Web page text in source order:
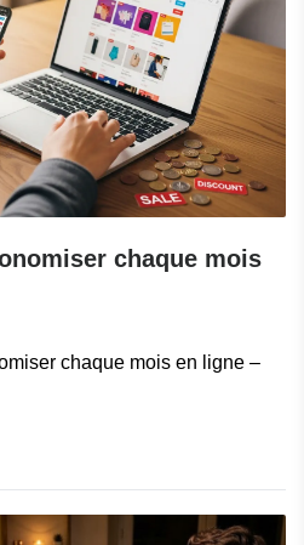
chaque mois
chaque mois en ligne –